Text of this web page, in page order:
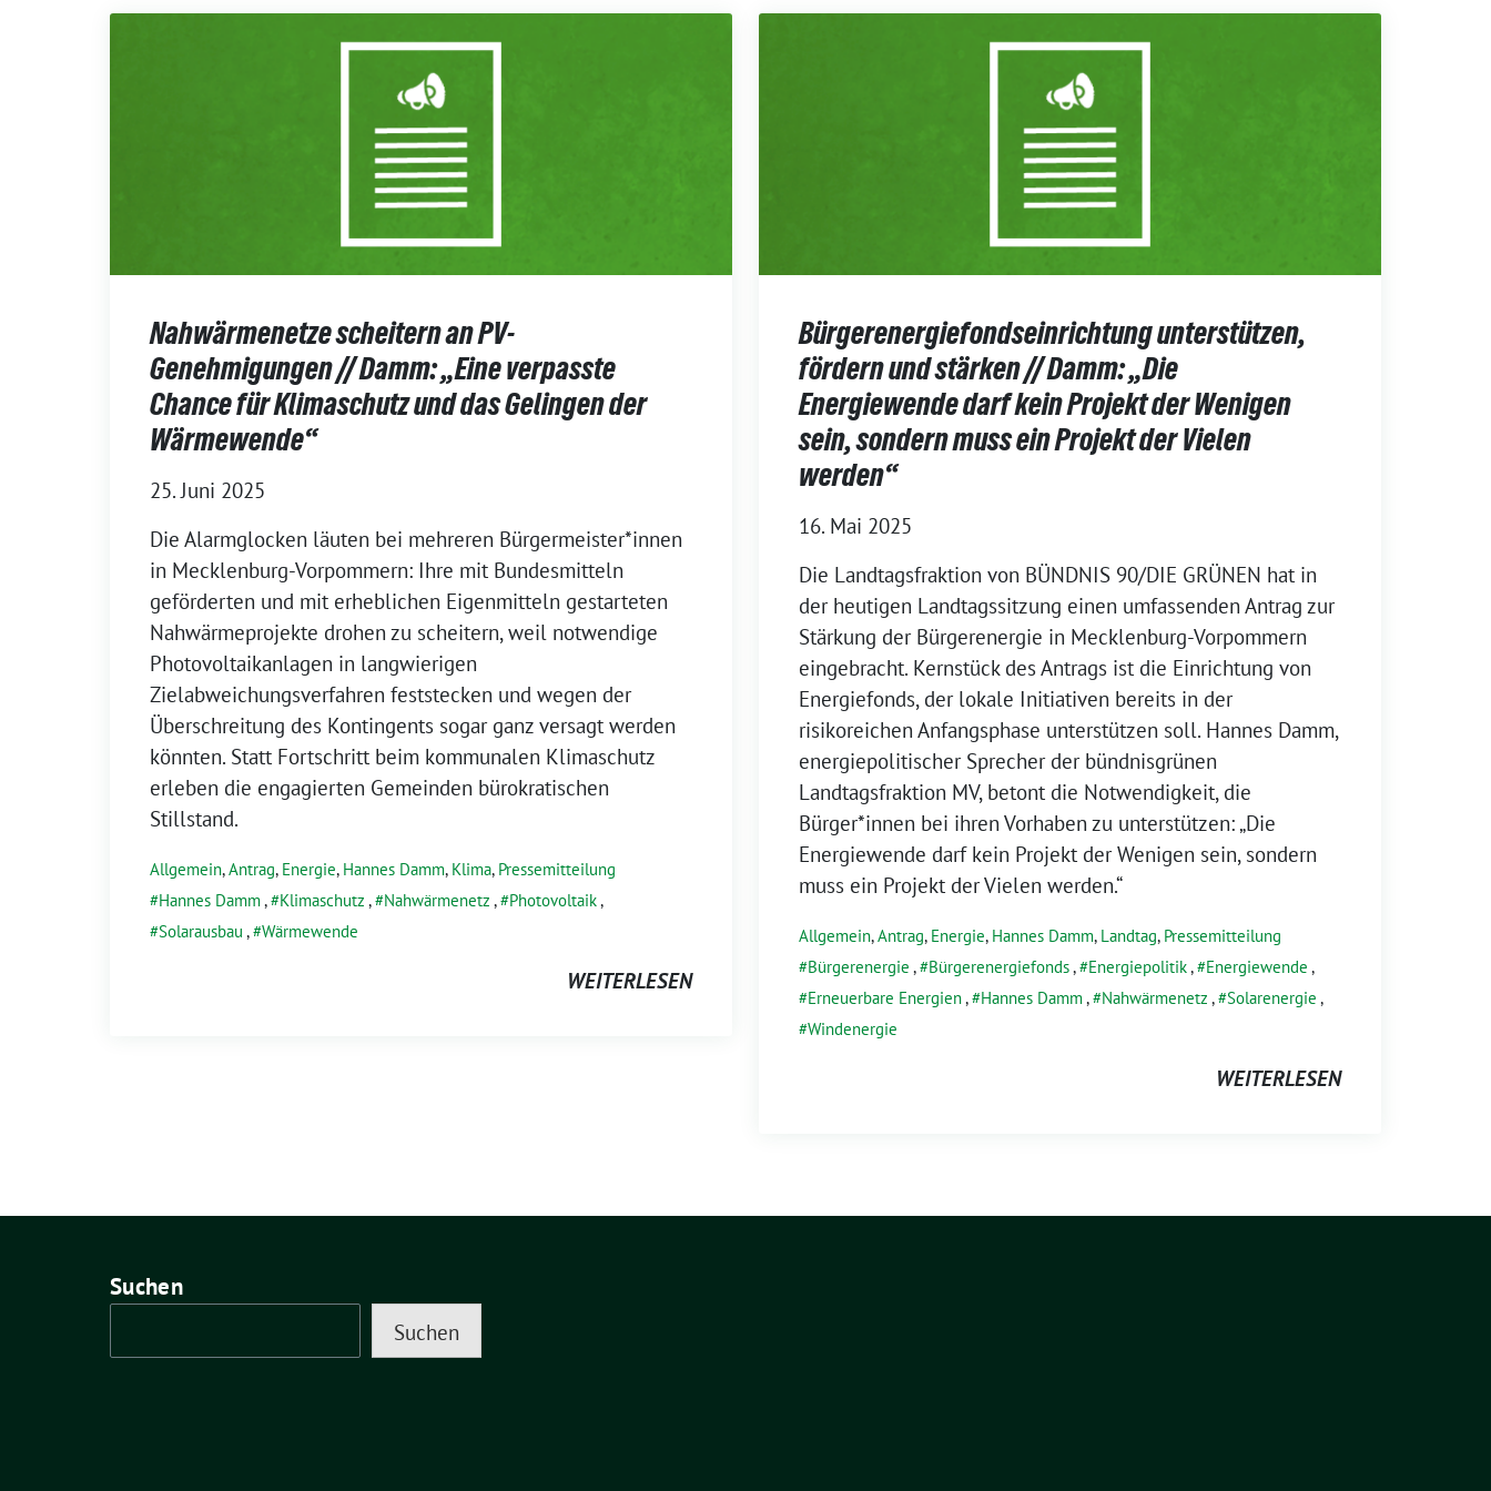
Nahwärmenetze scheitern an PV-
Genehmigungen // Damm: „Eine verpasste
Chance für Klimaschutz und das Gelingen der
Wärmewende“
25. Juni 2025
Die Alarmglocken läuten bei mehreren Bürgermeister*innen
in Mecklenburg-Vorpommern: Ihre mit Bundesmitteln
geförderten und mit erheblichen Eigenmitteln gestarteten
Nahwärmeprojekte drohen zu scheitern, weil notwendige
Photovoltaikanlagen in langwierigen
Zielabweichungsverfahren feststecken und wegen der
Überschreitung des Kontingents sogar ganz versagt werden
könnten. Statt Fortschritt beim kommunalen Klimaschutz
erleben die engagierten Gemeinden bürokratischen
Stillstand.
Allgemein,Antrag, Energie, Hannes Damm, Klima, Pressemitteilung
Hannes Damm, Klimaschutz , Nahwärmenetz , Photovoltaik,
Solarausbau , Wärmewende
WEITERLESEN
Bürgerenergiefondseinrichtung unterstützen,
fördern und stärken // Damm: „Die
Energiewende darf kein Projekt der Wenigen
sein, sondern muss ein Projekt der Vielen
werden“
16. Mai 2025
Die Landtagsfraktion von BÜNDNIS 90/DIE GRÜNEN hat in
der heutigen Landtagssitzung einen umfassenden Antrag zur
Stärkung der Bürgerenergie in Mecklenburg-Vorpommern
eingebracht. Kernstück des Antrags ist die Einrichtung von
Energiefonds, der lokale Initiativen bereits in der
risikoreichen Anfangsphase unterstützen soll. Hannes Damm,
energiepolitischer Sprecher der bündnisgrünen
Landtagsfraktion MV, betont die Notwendigkeit, die
Bürger*innen bei ihren Vorhaben zu unterstützen: „Die
Energiewende darf kein Projekt der Wenigen sein, sondern
muss ein Projekt der Vielen werden.“
Allgemein,Antrag, Energie, Hannes Damm, Landtag, Pressemitteilung
Bürgerenergie , Bürgerenergiefonds, Energiepolitik, Energiewende ,
Erneuerbare Energien, Hannes Damm, Nahwärmenetz , Solarenergie ,
Windenergie
WEITERLESEN
Suchen
Suchen